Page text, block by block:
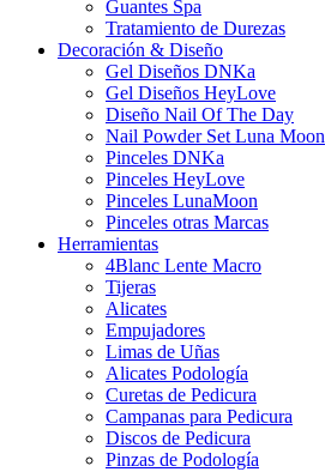
Guantes Spa
Tratamiento de Durezas
Decoración & Diseño
Gel Diseños DNKa
Gel Diseños HeyLove
Diseño Nail Of The Day
Nail Powder Set Luna Moon
Pinceles DNKa
Pinceles HeyLove
Pinceles LunaMoon
Pinceles otras Marcas
Herramientas
4Blanc Lente Macro
Tijeras
Alicates
Empujadores
Limas de Uñas
Alicates Podología
Curetas de Pedicura
Campanas para Pedicura
Discos de Pedicura
Pinzas de Podología